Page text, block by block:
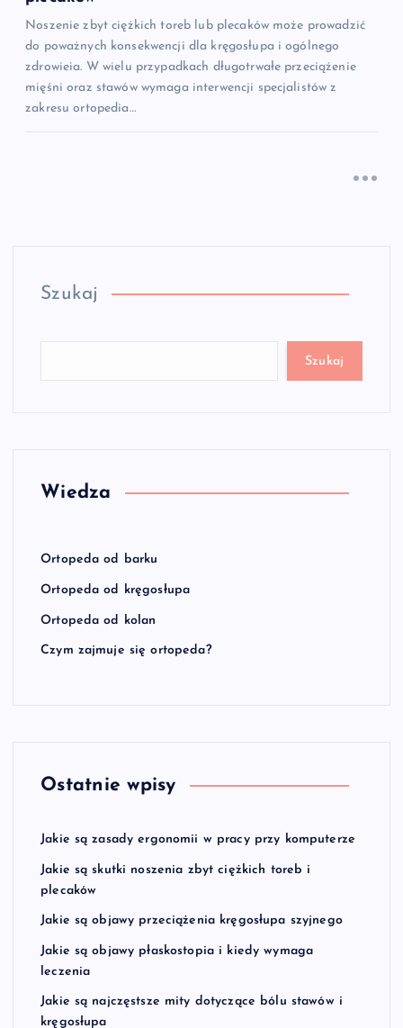
Noszenie zbyt ciężkich toreb lub plecaków może prowadzić
do poważnych konsekwencji dla kręgosłupa i ogólnego
zdrowieia. W wielu przypadkach długotrwałe przeciążenie
mięśni oraz stawów wymaga interwencji specjalistów z
zakresu ortopedia…
Szukaj
Szukaj
Wiedza
Ortopeda od barku
Ortopeda od kręgosłupa
Ortopeda od kolan
Czym zajmuje się ortopeda?
Ostatnie wpisy
Jakie są zasady ergonomii w pracy przy komputerze
Jakie są skutki noszenia zbyt ciężkich toreb i
plecaków
Jakie są objawy przeciążenia kręgosłupa szyjnego
Jakie są objawy płaskostopia i kiedy wymaga
leczenia
Jakie są najczęstsze mity dotyczące bólu stawów i
kręgosłupa